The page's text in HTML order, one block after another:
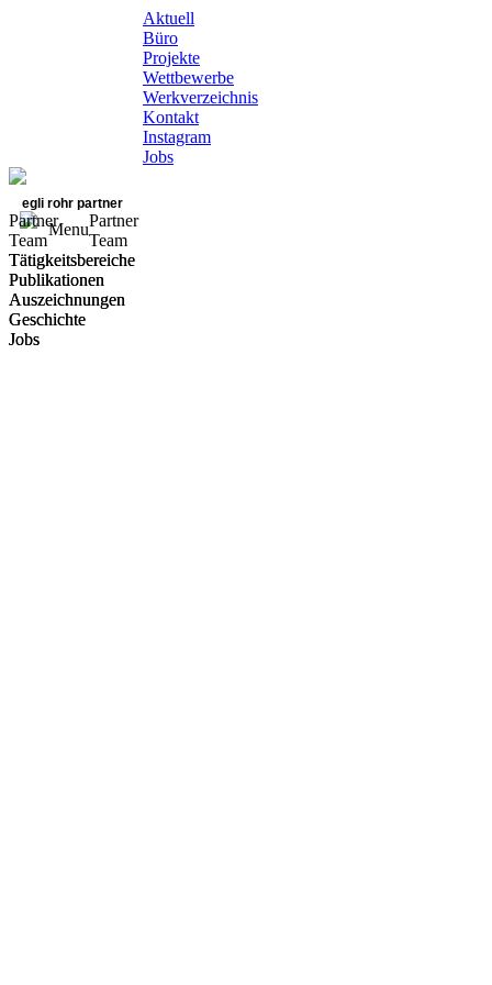
Aktuell
Büro
Projekte
Wettbewerbe
Werkverzeichnis
Kontakt
Instagram
Jobs
egli rohr partner
Menu
Partner
Team
Tätigkeitsbereiche
Publikationen
Auszeichnungen
Geschichte
Jobs
Partner
Team
Tätigkeitsbereiche
Publikationen
Auszeichnungen
Geschichte
Jobs